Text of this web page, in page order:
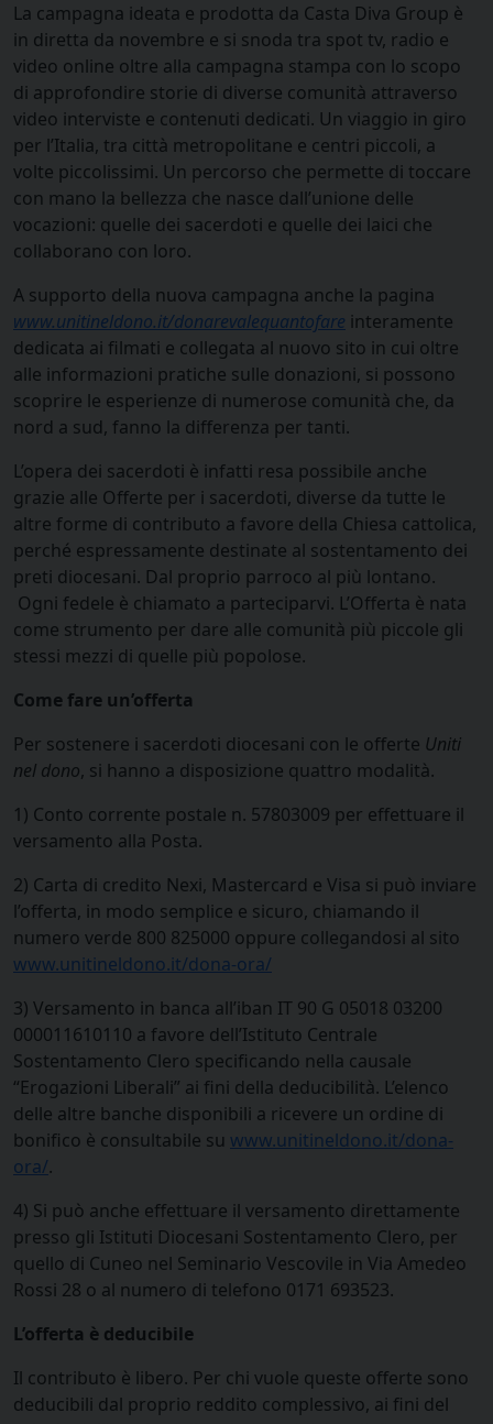
La campagna ideata e prodotta da Casta Diva Group è
in diretta da novembre e si snoda tra spot tv, radio e
video online oltre alla campagna stampa con lo scopo
di approfondire storie di diverse comunità attraverso
video interviste e contenuti dedicati. Un viaggio in giro
per l’Italia, tra città metropolitane e centri piccoli, a
volte piccolissimi. Un percorso che permette di toccare
con mano la bellezza che nasce dall’unione delle
vocazioni: quelle dei sacerdoti e quelle dei laici che
collaborano con loro.
A supporto della nuova campagna anche la pagina
www.unitineldono.it/donarevalequantofare interamente
dedicata ai filmati e collegata al nuovo sito in cui oltre
alle informazioni pratiche sulle donazioni, si possono
scoprire le esperienze di numerose comunità che, da
nord a sud, fanno la differenza per tanti.
L’opera dei sacerdoti è infatti resa possibile anche
grazie alle Offerte per i sacerdoti, diverse da tutte le
altre forme di contributo a favore della Chiesa cattolica,
perché espressamente destinate al sostentamento dei
preti diocesani. Dal proprio parroco al più lontano.
Ogni fedele è chiamato a parteciparvi. L’Offerta è nata
come strumento per dare alle comunità più piccole gli
stessi mezzi di quelle più popolose.
Come fare un’offerta
Per sostenere i sacerdoti diocesani con le offerte Uniti
nel dono, si hanno a disposizione quattro modalità.
1) Conto corrente postale n. 57803009 per effettuare il
versamento alla Posta.
2) Carta di credito Nexi, Mastercard e Visa si può inviare
l’offerta, in modo semplice e sicuro, chiamando il
numero verde 800 825000 oppure collegandosi al sito
www.unitineldono.it/dona-ora/
3) Versamento in banca all’iban IT 90 G 05018 03200
000011610110 a favore dell’Istituto Centrale
Sostentamento Clero specificando nella causale
“Erogazioni Liberali” ai fini della deducibilità. L’elenco
delle altre banche disponibili a ricevere un ordine di
bonifico è consultabile su www.unitineldono.it/dona-
ora/.
4) Si può anche effettuare il versamento direttamente
presso gli Istituti Diocesani Sostentamento Clero, per
quello di Cuneo nel Seminario Vescovile in Via Amedeo
Rossi 28 o al numero di telefono 0171 693523.
L’offerta è deducibile
Il contributo è libero. Per chi vuole queste offerte sono
deducibili dal proprio reddito complessivo, ai fini del